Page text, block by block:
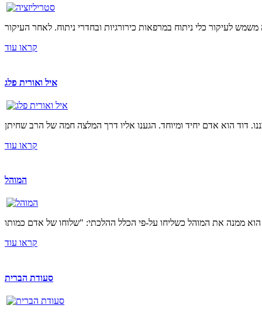
קראו עוד
איל ואורית פלג
קראו עוד
המוהל
קראו עוד
סעודת הברית